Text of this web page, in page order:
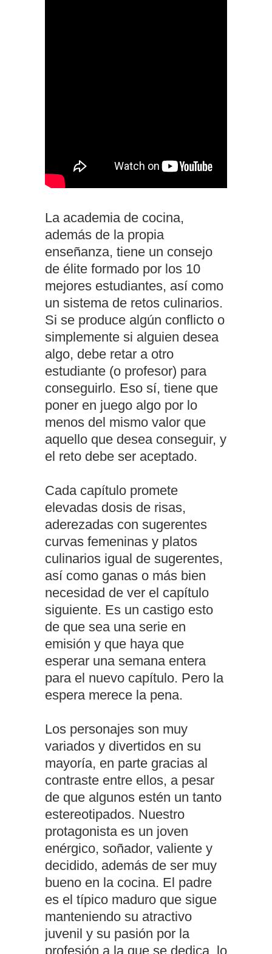
La academia de cocina,
además de la propia
enseñanza, tiene un consejo
de élite formado por los 10
mejores estudiantes, así como
un sistema de retos culinarios.
Si se produce algún conflicto o
simplemente si alguien desea
algo, debe retar a otro
estudiante (o profesor) para
conseguirlo. Eso sí, tiene que
poner en juego algo por lo
menos del mismo valor que
aquello que desea conseguir, y
el reto debe ser aceptado.
Cada capítulo promete
elevadas dosis de risas,
aderezadas con sugerentes
curvas femeninas y platos
culinarios igual de sugerentes,
así como ganas o más bien
necesidad de ver el capítulo
siguiente. Es un castigo esto
de que sea una serie en
emisión y que haya que
esperar una semana entera
para el nuevo capítulo. Pero la
espera merece la pena.
Los personajes son muy
variados y divertidos en su
mayoría, en parte gracias al
contraste entre ellos, a pesar
de que algunos estén un tanto
estereotipados. Nuestro
protagonista es un joven
enérgico, soñador, valiente y
decidido, además de ser muy
bueno en la cocina. El padre
es el típico maduro que sigue
manteniendo su atractivo
juvenil y su pasión por la
profesión a la que se dedica, lo